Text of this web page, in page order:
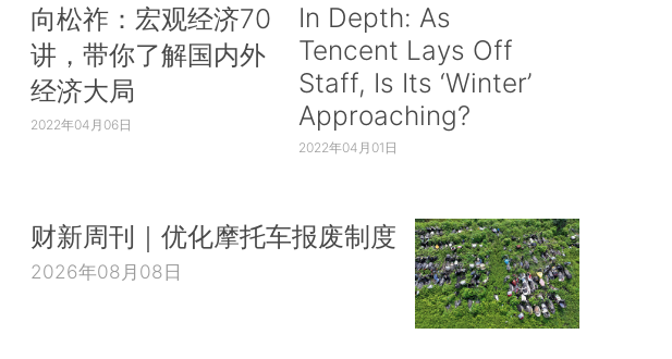
向松祚：宏观经济70
讲，带你了解国内外
经济大局
2022年04月06日
In Depth: As
Tencent Lays Off
Staff, Is Its ‘Winter’
Approaching?
2022年04月01日
财新周刊｜优化摩托车报废制度
2026年08月08日